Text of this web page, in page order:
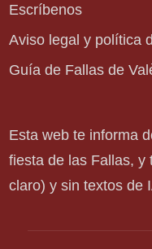
Escríbenos
Aviso legal y política
Guía de Fallas de
Esta web te informa
fiesta de las Fallas, y
claro) y sin textos de